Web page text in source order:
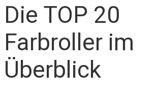
Die TOP 20
Farbroller im
Überblick